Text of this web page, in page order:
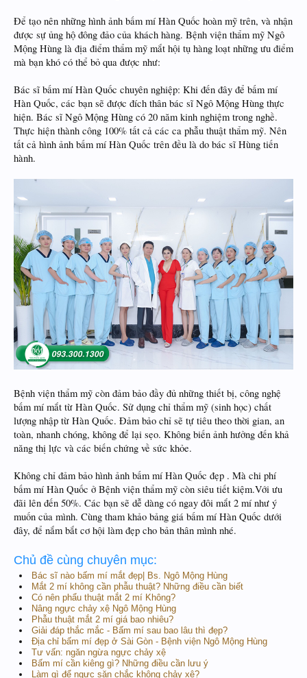
Để tạo nên những hình ảnh bấm mí Hàn Quốc hoàn mỹ trên, và nhận
được sự ủng hộ đông đảo của khách hàng. Bệnh viện thẩm mỹ Ngô
Mộng Hùng là địa điểm thẩm mỹ mắt hội tụ hàng loạt những ưu điểm
mà bạn khó có thể bỏ qua được như:
Bác sĩ bấm mí Hàn Quốc chuyên nghiệp: Khi đến đây để bấm mí
Hàn Quốc, các bạn sẽ được đích thân bác sĩ Ngô Mộng Hùng thực
hiện. Bác sĩ Ngô Mộng Hùng có 20 năm kinh nghiệm trong nghề.
Thực hiện thành công 100% tất cả các ca phẫu thuật thẩm mỹ. Nên
tất cả hình ảnh bấm mí Hàn Quốc trên đều là do bác sĩ Hùng tiến
hành.
Bệnh viện thẩm mỹ còn đảm bảo đầy đủ những thiết bị, công nghệ
bấm mí mắt từ Hàn Quốc. Sử dụng chỉ thẩm mỹ (sinh học) chất
lượng nhập từ Hàn Quốc. Đảm bảo chỉ sẽ tự tiêu theo thời gian, an
toàn, nhanh chóng, không để lại sẹo. Không biến ảnh hưởng đến khả
năng thị lực và các biến chứng về sức khỏe.
Không chỉ đảm bảo hình ảnh bấm mí Hàn Quốc đẹp . Mà chi phí
bấm mí Hàn Quốc ở Bệnh viện thẩm mỹ còn siêu tiết kiệm.Với ưu
đãi lên đến 50%. Các bạn sẽ dễ dàng có ngay đôi mắt 2 mí như ý
muốn của mình. Cùng tham khảo bảng giá bấm mí Hàn Quốc dưới
đây, để nắm bắt cơ hội làm đẹp cho bản thân mình nhé.
Chủ đề cùng chuyên mục:
Bác sĩ nào bấm mí mắt đẹp| Bs. Ngô Mộng Hùng
Mắt 2 mí không cần phẫu thuật? Những điều cần biết
Có nên phẩu thuật mắt 2 mí Không?
Nâng ngực chảy xệ Ngô Mộng Hùng
Phẫu thuật mắt 2 mí giá bao nhiêu?
Giải đáp thắc mắc - Bấm mí sau bao lâu thì đẹp?
Địa chỉ bấm mí đẹp ở Sài Gòn - Bệnh viện Ngô Mộng Hùng
Tư vấn: ngăn ngừa ngực chảy xệ
Bấm mí cần kiêng gì? Những điều cần lưu ý
Làm gì để ngực săn chắc không chảy xệ?